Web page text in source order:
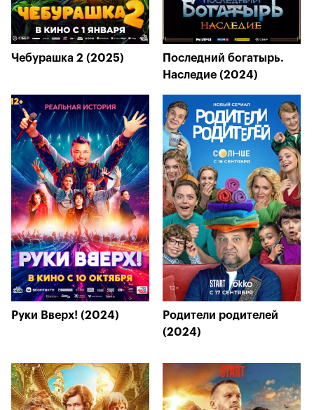
Чебурашка 2 (2025)
Последний богатырь.
Наследие (2024)
Руки Вверх! (2024)
Родители родителей
(2024)